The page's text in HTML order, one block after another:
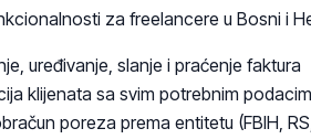
za freelancere u Bosni i
uređivanje, slanje i praćenje faktura
klijenata sa svim potrebnim
poreza prema entitetu (FBIH,